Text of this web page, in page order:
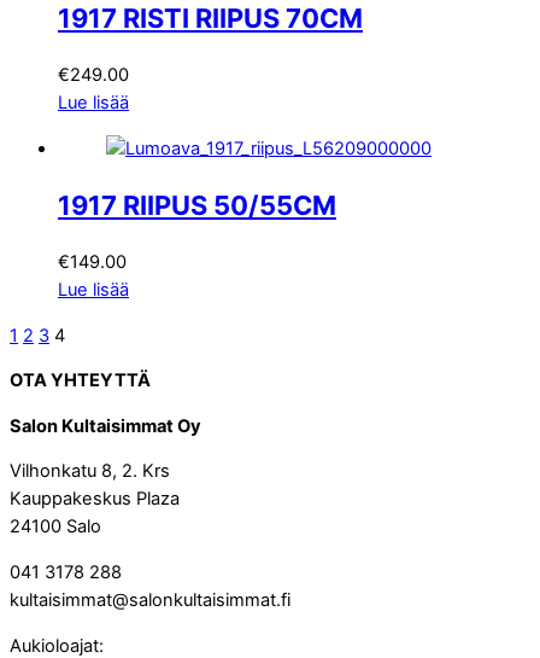
1917 RISTI RIIPUS 70CM
€249.00
Lue lisää
1917 RIIPUS 50/55CM
€149.00
Lue lisää
1 2 3 4
OTA YHTEYTTÄ
Salon Kultaisimmat Oy
Vilhonkatu 8, 2. Krs
Kauppakeskus Plaza
24100 Salo
041 3178 288
kultaisimmat@salonkultaisimmat.fi
Aukioloajat: